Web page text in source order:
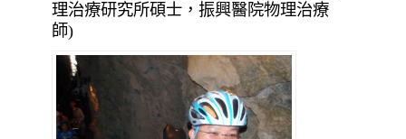
理治療研究所碩士，振興醫院物理治療
師)